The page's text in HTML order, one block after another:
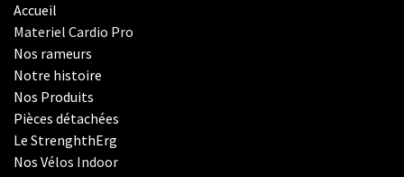
Accueil
Materiel Cardio Pro
Nos rameurs
Notre histoire
Nos Produits
Pièces détachées
Le StrenghthErg
Nos Vélos Indoor